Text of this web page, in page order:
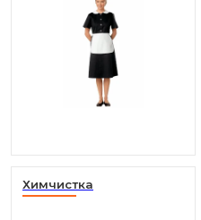
Химчистка